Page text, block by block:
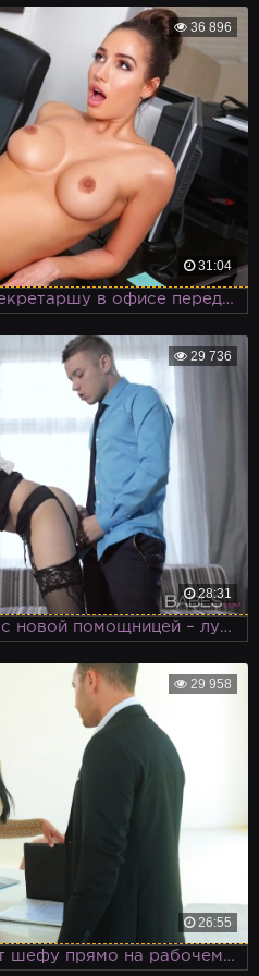
31:04
36 896
28:31
29 736
Трах на рабочем месте с новой помощницей – лучшее времяпровождение на работе
26:55
29 958
Секретарша отсасывает шефу прямо на рабочем месте, как ей и положено